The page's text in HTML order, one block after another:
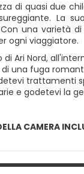
CAMERA
di Ari Nord,
una fuga
trattamenti
e godetevi la
di quasi due
La
una varietà
ogni viaggiatore.